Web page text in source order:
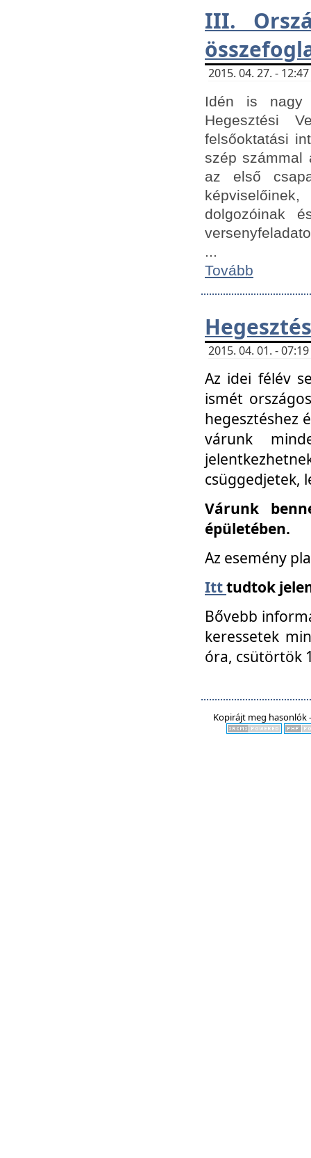
III.
2015. 04. 27. -
Idén is nagy
Hegesztési
felsőoktatási
szép számmal
az első
dolgozóinak
...
Tovább
2015. 04. 01. -
Az idei félév
ismét
hegesztéshez
várunk
csüggedjetek,
Várunk
épületében.
Az esemény
Itttudtok
Bővebb
keressetek
óra, csütörtök
Kopirájt meg hasonlók